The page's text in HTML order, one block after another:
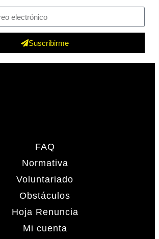
Suscribirme
FAQ
Normativa
Voluntariado
Obstáculos
Hoja Renuncia
Mi cuenta